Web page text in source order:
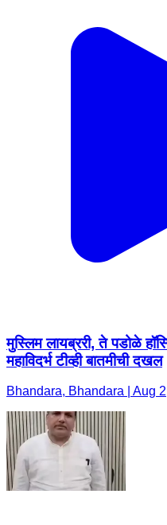
मुस्लिम लायब्ररी, ते पडोळे
महाविदर्भ टीव्ही बातमीची दखल
Bhandara, Bhandara | Aug